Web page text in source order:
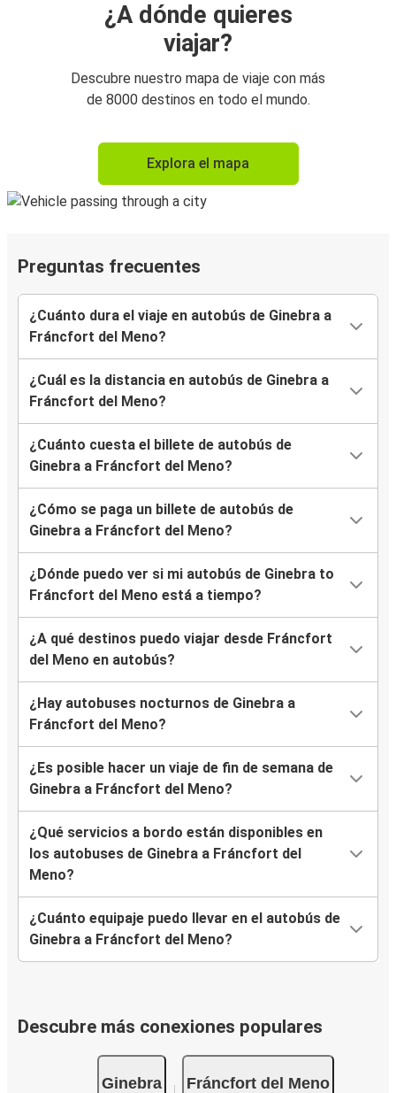
¿A dónde quieres
viajar?
Descubre nuestro mapa de viaje con más
de 8000 destinos en todo el mundo.
Explora el mapa
Preguntas frecuentes
¿Cuánto dura el viaje en autobús de Ginebra a
Fráncfort del Meno?
¿Cuál es la distancia en autobús de Ginebra a
Fráncfort del Meno?
¿Cuánto cuesta el billete de autobús de
Ginebra a Fráncfort del Meno?
¿Cómo se paga un billete de autobús de
Ginebra a Fráncfort del Meno?
¿Dónde puedo ver si mi autobús de Ginebra to
Fráncfort del Meno está a tiempo?
¿A qué destinos puedo viajar desde Fráncfort
del Meno en autobús?
¿Hay autobuses nocturnos de Ginebra a
Fráncfort del Meno?
¿Es posible hacer un viaje de fin de semana de
Ginebra a Fráncfort del Meno?
¿Qué servicios a bordo están disponibles en
los autobuses de Ginebra a Fráncfort del
Meno?
¿Cuánto equipaje puedo llevar en el autobús de
Ginebra a Fráncfort del Meno?
Descubre más conexiones populares
Ginebra Fráncfort del Meno